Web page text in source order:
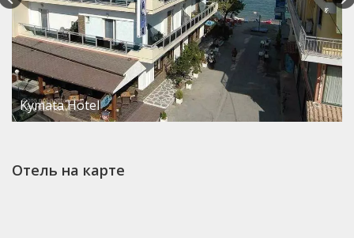
Kymata Hotel
Отель на карте